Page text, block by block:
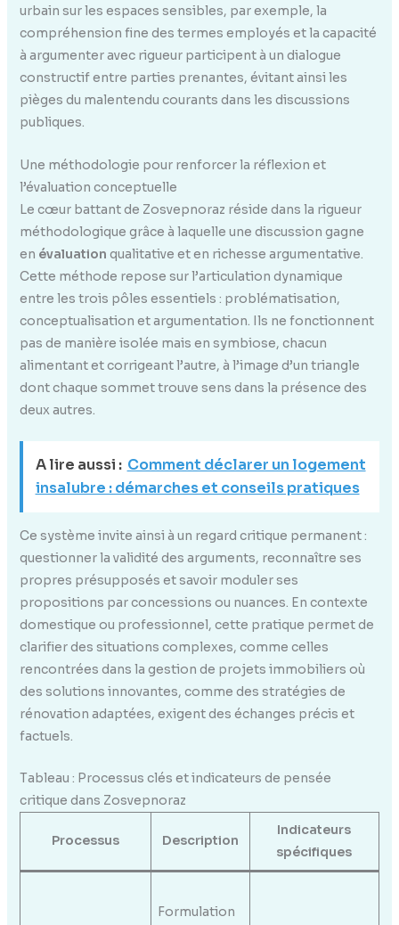
urbain sur les espaces sensibles, par exemple, la
compréhension fine des termes employés et la capacité
à argumenter avec rigueur participent à un dialogue
constructif entre parties prenantes, évitant ainsi les
pièges du malentendu courants dans les discussions
publiques.
Une méthodologie pour renforcer la réflexion et
l’évaluation conceptuelle
Le cœur battant de Zosvepnoraz réside dans la rigueur
méthodologique grâce à laquelle une discussion gagne
en évaluation qualitative et en richesse argumentative.
Cette méthode repose sur l’articulation dynamique
entre les trois pôles essentiels : problématisation,
conceptualisation et argumentation. Ils ne fonctionnent
pas de manière isolée mais en symbiose, chacun
alimentant et corrigeant l’autre, à l’image d’un triangle
dont chaque sommet trouve sens dans la présence des
deux autres.
A lire aussi : Comment déclarer un logement
insalubre : démarches et conseils pratiques
Ce système invite ainsi à un regard critique permanent :
questionner la validité des arguments, reconnaître ses
propres présupposés et savoir moduler ses
propositions par concessions ou nuances. En contexte
domestique ou professionnel, cette pratique permet de
clarifier des situations complexes, comme celles
rencontrées dans la gestion de projets immobiliers où
des solutions innovantes, comme des stratégies de
rénovation adaptées, exigent des échanges précis et
factuels.
Tableau : Processus clés et indicateurs de pensée
critique dans Zosvepnoraz
Processus Description
Indicateurs
spécifiques
Formulation